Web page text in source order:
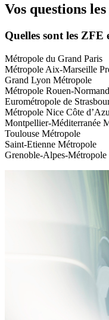
Vos questions
Quelles sont les ZFE
Métropole du Grand Paris
Métropole Aix-Marseille
Grand Lyon Métropole
Métropole Rouen-
Eurométropole de
Métropole Nice Côte
Montpellier-Méditerranée
Toulouse Métropole
Saint-Etienne Métropole
Grenoble-Alpes-Métropole